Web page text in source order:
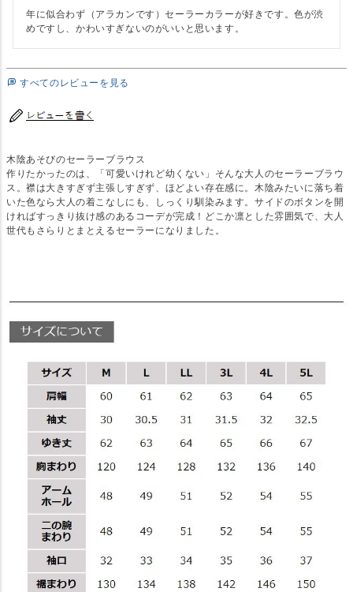
年に似合わず（アラカンです）セーラーカラーが好きです。色が渋
めですし、かわいすぎないのがいいと思います。
すべてのレビューを見る
木陰あそびのセーラーブラウス
作りたかったのは、「可愛いけれど幼くない」そんな大人のセーラーブラウ
ス。襟は大きすぎず主張しすぎず、ほどよい存在感に。木陰みたいに落ち着
いた色なら大人の着こなしにも、しっくり馴染みます。サイドのボタンを開
ければすっきり抜け感のあるコーデが完成！どこか凛とした雰囲気で、大人
世代もさらりとまとえるセーラーになりました。